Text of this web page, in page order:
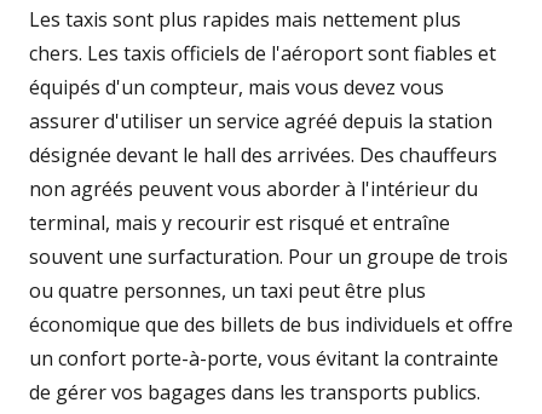
Les taxis sont plus rapides mais nettement plus
chers. Les taxis officiels de l'aéroport sont fiables et
équipés d'un compteur, mais vous devez vous
assurer d'utiliser un service agréé depuis la station
désignée devant le hall des arrivées. Des chauffeurs
non agréés peuvent vous aborder à l'intérieur du
terminal, mais y recourir est risqué et entraîne
souvent une surfacturation. Pour un groupe de trois
ou quatre personnes, un taxi peut être plus
économique que des billets de bus individuels et offre
un confort porte-à-porte, vous évitant la contrainte
de gérer vos bagages dans les transports publics.